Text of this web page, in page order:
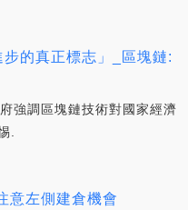
的真正標志」_區塊鏈:
強調區塊鏈技術對國家經濟
.
意左側建倉機會